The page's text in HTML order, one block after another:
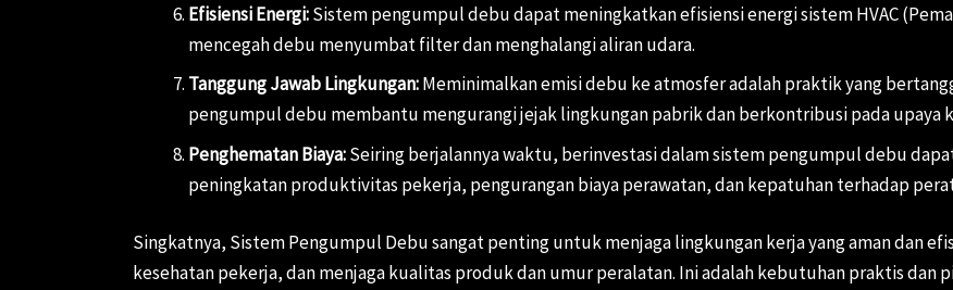
Efisiensi Energi:Sistem pengumpul debu dapat meningkatkan efisiensi energi sistem HVAC
mencegah debu menyumbat filter dan menghalangi aliran udara.
Tanggung Jawab Lingkungan:Meminimalkan emisi debu ke atmosfer adalah praktik yang
pengumpul debu membantu mengurangi jejak lingkungan pabrik dan berkontribusi pada upaya
Penghematan Biaya:Seiring berjalannya waktu, berinvestasi dalam sistem pengumpul debu
peningkatan produktivitas pekerja, pengurangan biaya perawatan, dan kepatuhan terhadap
Singkatnya, Sistem Pengumpul Debu sangat penting untuk menjaga lingkungan kerja yang aman dan
kesehatan pekerja, dan menjaga kualitas produk dan umur peralatan. Ini adalah kebutuhan praktis dan